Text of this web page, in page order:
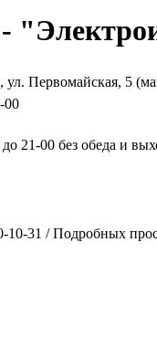
ул. Первомайская, 5
00
21-00 без обеда и
10-31 / Подробных